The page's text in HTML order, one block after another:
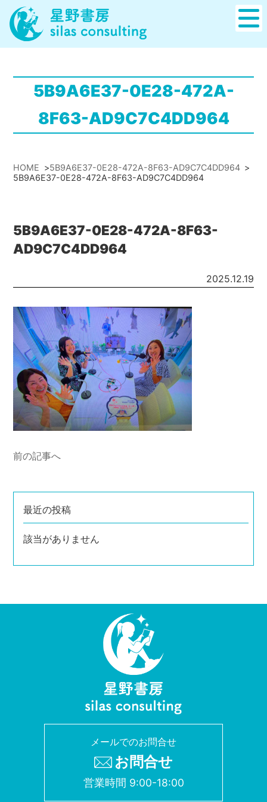
5B9A6E37-0E28-472A-
8F63-AD9C7C4DD964
HOME >5B9A6E37-0E28-472A-8F63-AD9C7C4DD964 >
5B9A6E37-0E28-472A-8F63-AD9C7C4DD964
5B9A6E37-0E28-472A-8F63-
AD9C7C4DD964
2025.12.19
前の記事へ
最近の投稿
該当がありません
メールでのお問合せ
お問合せ
営業時間 9:00-18:00